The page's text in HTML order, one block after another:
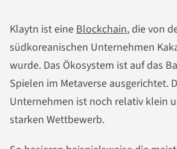
Klaytn ist eineBlockchain, die von
südkoreanischen Unternehmen
wurde. Das Ökosystem ist auf das
Spielen im Metaverse ausgerichtet.
Unternehmen ist noch relativ klein
starken Wettbewerb.